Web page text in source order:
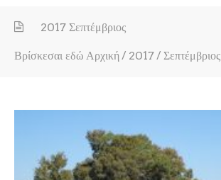
2017 Σεπτέμβριος
Βρίσκεσαι εδώ Αρχική/ 2017/ Σεπτέμβριος